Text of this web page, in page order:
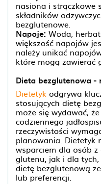
nasiona i strączkowe
składników
bezglutenowe.
Napoje: Woda,
większość napojów
należy unikać
które mogą zawierać
Dieta bezglutenowa -
Dietetyk odgrywa
stosujących dietę
może się wydawać,
codziennego
rzeczywistości
planowania. Dietetyk
wsparciem dla osób
glutenu, jak i dla
dietę bezglutenową
lub preferencji.